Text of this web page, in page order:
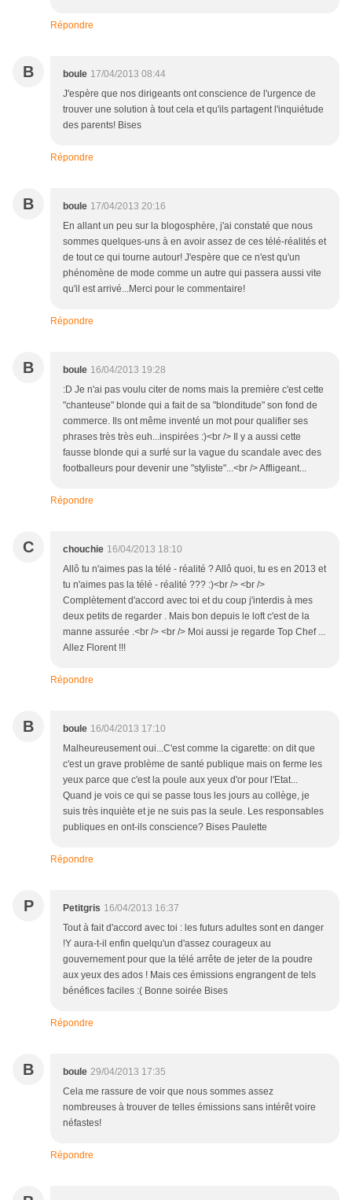
Répondre
B boule 17/04/2013 08:44
J'espère que nos dirigeants ont conscience de l'urgence de
trouver une solution à tout cela et qu'ils partagent l'inquiétude
des parents! Bises
Répondre
B boule 17/04/2013 20:16
En allant un peu sur la blogosphère, j'ai constaté que nous
sommes quelques-uns à en avoir assez de ces télé-réalités et
de tout ce qui tourne autour! J'espère que ce n'est qu'un
phénomène de mode comme un autre qui passera aussi vite
qu'il est arrivé...Merci pour le commentaire!
Répondre
B boule 16/04/2013 19:28
:D Je n'ai pas voulu citer de noms mais la première c'est cette
"chanteuse" blonde qui a fait de sa "blonditude" son fond de
commerce. Ils ont même inventé un mot pour qualifier ses
phrases très très euh...inspirées :)<br /> Il y a aussi cette
fausse blonde qui a surfé sur la vague du scandale avec des
footballeurs pour devenir une "styliste"...<br /> Affligeant...
Répondre
C chouchie 16/04/2013 18:10
Allô tu n'aimes pas la télé - réalité ? Allô quoi, tu es en 2013 et
tu n'aimes pas la télé - réalité ??? :)<br /> <br />
Complètement d'accord avec toi et du coup j'interdis à mes
deux petits de regarder . Mais bon depuis le loft c'est de la
manne assurée .<br /> <br /> Moi aussi je regarde Top Chef ...
Allez Florent !!!
Répondre
B boule 16/04/2013 17:10
Malheureusement oui...C'est comme la cigarette: on dit que
c'est un grave problème de santé publique mais on ferme les
yeux parce que c'est la poule aux yeux d'or pour l'Etat...
Quand je vois ce qui se passe tous les jours au collège, je
suis très inquiète et je ne suis pas la seule. Les responsables
publiques en ont-ils conscience? Bises Paulette
Répondre
P Petitgris 16/04/2013 16:37
Tout à fait d'accord avec toi : les futurs adultes sont en danger
!Y aura-t-il enfin quelqu'un d'assez courageux au
gouvernement pour que la télé arrête de jeter de la poudre
aux yeux des ados ! Mais ces émissions engrangent de tels
bénéfices faciles :( Bonne soirée Bises
Répondre
B boule 29/04/2013 17:35
Cela me rassure de voir que nous sommes assez
nombreuses à trouver de telles émissions sans intérêt voire
néfastes!
Répondre